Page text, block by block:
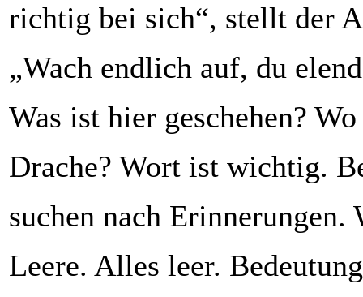
richtig bei sich“, stellt der
„Wach endlich auf, du
Was ist hier geschehen?
Drache? Wort ist wichtig.
suchen nach Erinnerungen.
Leere. Alles leer.